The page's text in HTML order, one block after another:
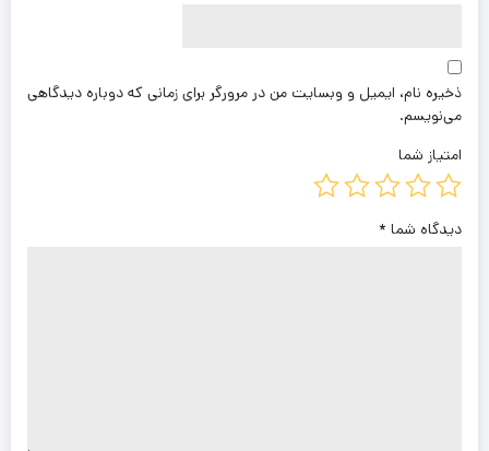
ذخیره نام، ایمیل و وبسایت من در مرورگر برای زمانی که دوباره دیدگاهی
می‌نویسم.
امتیاز شما
دیدگاه شما *